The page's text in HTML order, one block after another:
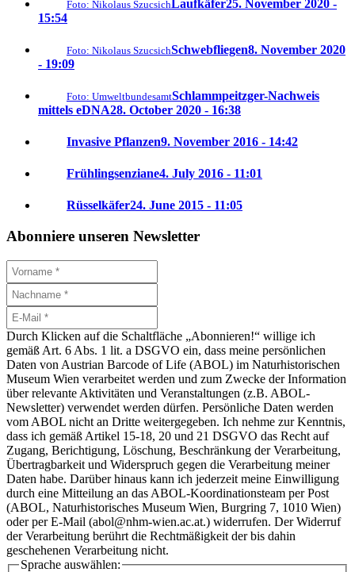
Foto: Nikolaus SzucsichLaufkäfer25. November 2020 -
15:54
Foto: Nikolaus SzucsichSchwebfliegen8. November 2020
- 19:09
Foto: UmweltbundesamtSchlammpeitzger-Nachweis
mittels eDNA28. October 2020 - 16:38
Invasive Pflanzen9. November 2016 - 14:42
Frühlingsenziane4. July 2016 - 11:01
Rüsselkäfer24. June 2015 - 11:05
Abonniere unseren Newsletter
Durch Klicken auf die Schaltfläche „Abonnieren!“ willige ich
gemäß Art. 6 Abs. 1 lit. a DSGVO ein, dass meine persönlichen
Daten von Austrian Barcode of Life (ABOL) im Naturhistorischen
Museum Wien verarbeitet werden und zum Zwecke der Information
über relevante Aktivitäten und Veranstaltungen (z.B. ABOL-
Newsletter) verwendet werden dürfen. Persönliche Daten werden
vom ABOL nicht an Dritte weitergegeben. Ich nehme zur Kenntnis,
dass ich gemäß Artikel 15-18, 20 und 21 DSGVO das Recht auf
Zugang, Berichtigung, Löschung, Beschränkung der Verarbeitung,
Übertragbarkeit und Widerspruch gegen die Verarbeitung meiner
Daten habe. Darüber hinaus kann ich jederzeit meine Einwilligung
durch eine Mitteilung an das ABOL-Koordinationsteam per Post
(ABOL, Naturhistorisches Museum Wien, Burgring 7, 1010 Wien)
oder per E-Mail (abol@nhm-wien.ac.at.) widerrufen. Der Widerruf
der Verarbeitung berührt die Rechtmäßigkeit der bis dahin
geschehenen Verarbeitung nicht.
Sprache auswählen: